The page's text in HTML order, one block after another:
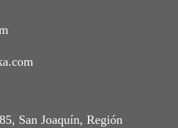
San Joaquín, Región